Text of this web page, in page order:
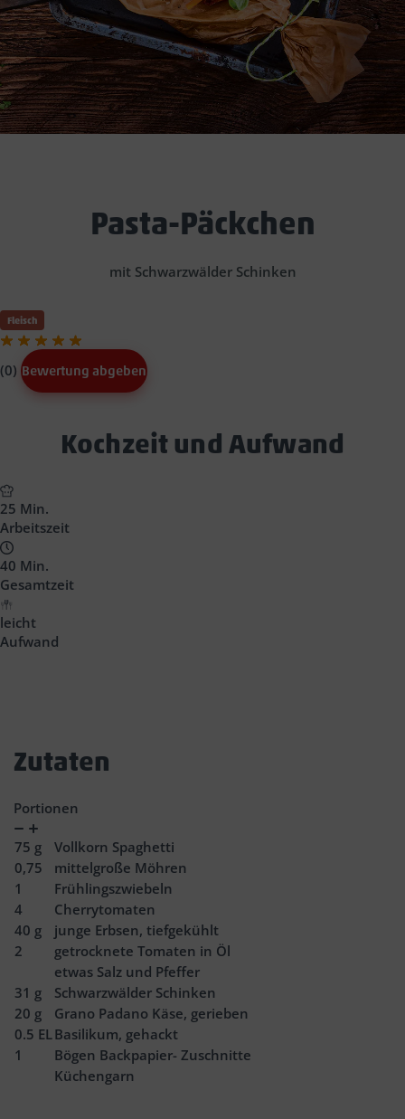
Pasta-Päckchen
mit Schwarzwälder Schinken
Fleisch
(0) Bewertung abgeben
Text
Headline
Kochzeit und Aufwand
25 Min.
Arbeitszeit
40 Min.
Gesamtzeit
leicht
Aufwand
Zutaten
Portionen
Verringern
Zunahme
75 g
Vollkorn Spaghetti
0,75
mittelgroße Möhren
1
Frühlingszwiebeln
4
Cherrytomaten
40 g
junge Erbsen, tiefgekühlt
2
getrocknete Tomaten in Öl
etwas Salz und Pfeffer
31 g
Schwarzwälder Schinken
20 g
Grano Padano Käse, gerieben
0.5 EL Basilikum, gehackt
1
Bögen Backpapier- Zuschnitte
Küchengarn